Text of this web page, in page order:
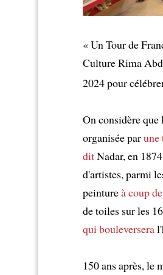
« Un Tour de
Culture Rima
2024 pour
On considère
organisée parune
ditNadar, en
d'artistes, parmi
peintureà coup
de toiles sur les
qui bouleversera
150 ans après, le